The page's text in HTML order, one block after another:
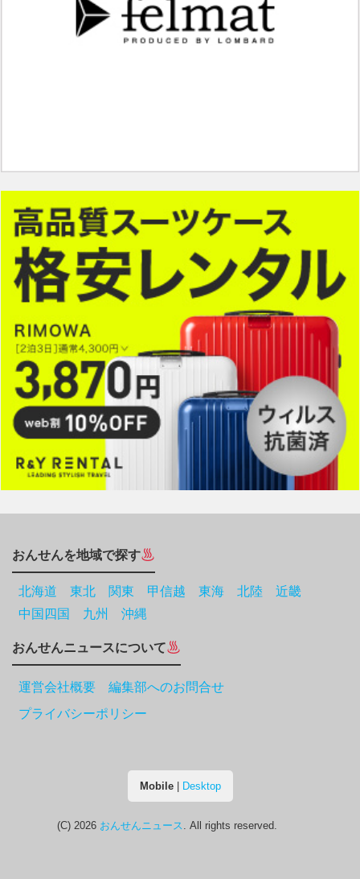
おんせんを地域で探す
北海道 東北 関東 甲信越 東海 北陸
近畿
中国四国
九州 沖縄
おんせんニュースについて
運営会社概要 編集部へのお問合せ
プライバシーポリシー
Mobile| Desktop
(C) 2026 おんせんニュース . All rights reserved.